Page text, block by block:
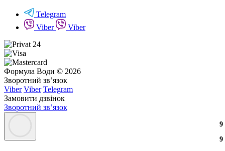
9
9
Telegram
Viber
Viber
Формула Води © 2026
Зворотний зв’язок
Viber Viber Telegram
Замовити дзвінок
Зворотний зв’язок